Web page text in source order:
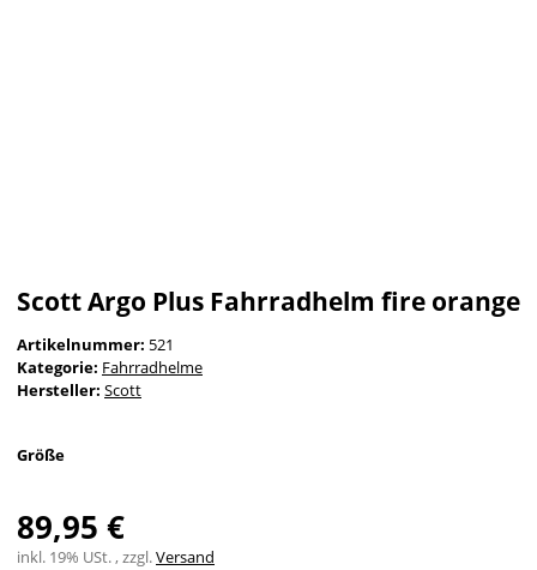
Scott Argo Plus Fahrradhelm fire orange
Artikelnummer: 521
Kategorie: Fahrradhelme
Hersteller: Scott
Größe
89,95 €
inkl. 19% USt. , zzgl.Versand